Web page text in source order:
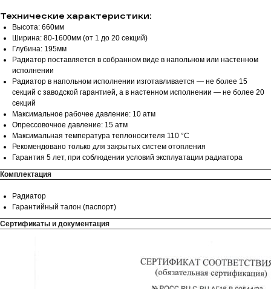
Технические характеристики:
Высота: 660мм
Ширина: 80-1600мм (от 1 до 20 секций)
Глубина: 195мм
Радиатор поставляется в собранном виде в напольном или настенном
исполнении
Радиатор в напольном исполнении изготавливается — не более 15
секций с заводской гарантией, а в настенном исполнении — не более 20
секций
Максимальное рабочее давление: 10 атм
Опрессовочное давление: 15 атм
Максимальная температура теплоносителя 110 °С
Рекомендовано только для закрытых систем отопления
Гарантия 5 лет, при соблюдении условий эксплуатации радиатора
Комплектация
Радиатор
Гарантийный талон (паспорт)
Сертификаты и документация